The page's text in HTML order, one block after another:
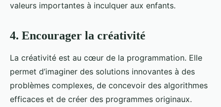
valeurs importantes à inculquer aux enfants.
4. Encourager la créativité
La créativité est au cœur de la programmation. Elle
permet d’imaginer des solutions innovantes à des
problèmes complexes, de concevoir des algorithmes
efficaces et de créer des programmes originaux.